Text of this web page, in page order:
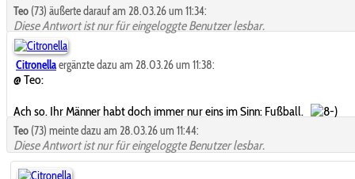
Teo (73) äußerte darauf am 28.03.26 um 11:34:
Diese Antwort ist nur für eingeloggte Benutzer lesbar.
Citronellaergänzte dazu am 28.03.26 um 11:38:
@ Teo:
Ach so. Ihr Männer habt doch immer nur eins im Sinn: Fußball.
Teo (73) meinte dazu am 28.03.26 um 11:44:
Diese Antwort ist nur für eingeloggte Benutzer lesbar.